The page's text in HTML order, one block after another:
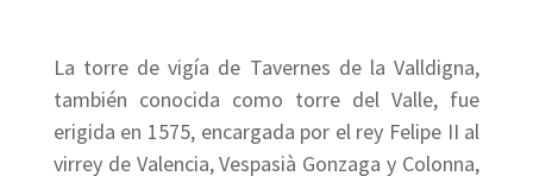
La torre de vigía de Tavernes de la Valldigna,
también conocida como torre del Valle, fue
erigida en 1575, encargada por el rey Felipe II al
virrey de Valencia, Vespasià Gonzaga y Colonna,